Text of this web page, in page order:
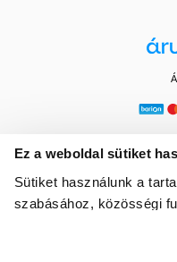
Ez a weboldal sütiket
Sütiket használunk a
szabásához, közösségi
média-, hirdető- és